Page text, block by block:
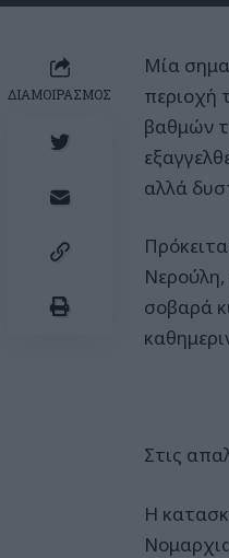
ΔΙΑΜΟΙΡΑΣΜΟΣ
Μία
περιοχή
βαθμών
αλλά
Νερούλη,
σοβαρά
Στις
Η